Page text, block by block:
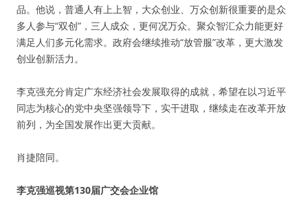
品。他说，普通人有上上智，大众创业、万众创新很重要的是众
多人参与“双创”，三人成众，更何况万众。聚众智汇众力能更好
满足人们多元化需求。政府会继续推动“放管服”改革，更大激发
创业创新活力。
李克强充分肯定广东经济社会发展取得的成就，希望在以习近平
同志为核心的党中央坚强领导下，实干进取，继续走在改革开放
前列，为全国发展作出更大贡献。
肖捷陪同。
李克强巡视第130届广交会企业馆